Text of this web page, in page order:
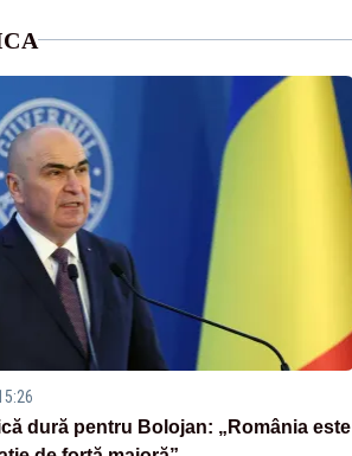
dură pentru Bolojan: „România este